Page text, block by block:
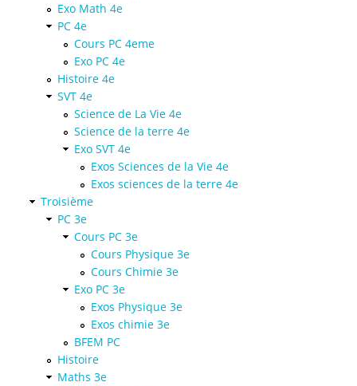
Exo Math 4e
PC 4e
Cours PC 4eme
Exo PC 4e
Histoire 4e
SVT 4e
Science de La Vie 4e
Science de la terre 4e
Exo SVT 4e
Exos Sciences de la Vie 4e
Exos sciences de la terre 4e
Troisième
PC 3e
Cours PC 3e
Cours Physique 3e
Cours Chimie 3e
Exo PC 3e
Exos Physique 3e
Exos chimie 3e
BFEM PC
Histoire
Maths 3e